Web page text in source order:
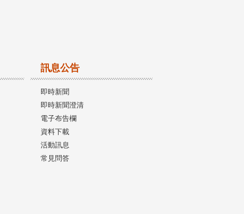
訊息公告
即時新聞
即時新聞澄清
電子布告欄
資料下載
活動訊息
常見問答